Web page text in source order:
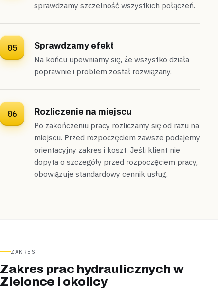
sprawdzamy szczelność wszystkich połączeń.
05
Sprawdzamy efekt
Na końcu upewniamy się, że wszystko działa
poprawnie i problem został rozwiązany.
06
Rozliczenie na miejscu
Po zakończeniu pracy rozliczamy się od razu na
miejscu. Przed rozpoczęciem zawsze podajemy
orientacyjny zakres i koszt. Jeśli klient nie
dopyta o szczegóły przed rozpoczęciem pracy,
obowiązuje standardowy cennik usług.
ZAKRES
Zakres prac hydraulicznych w
Zielonce i okolicy